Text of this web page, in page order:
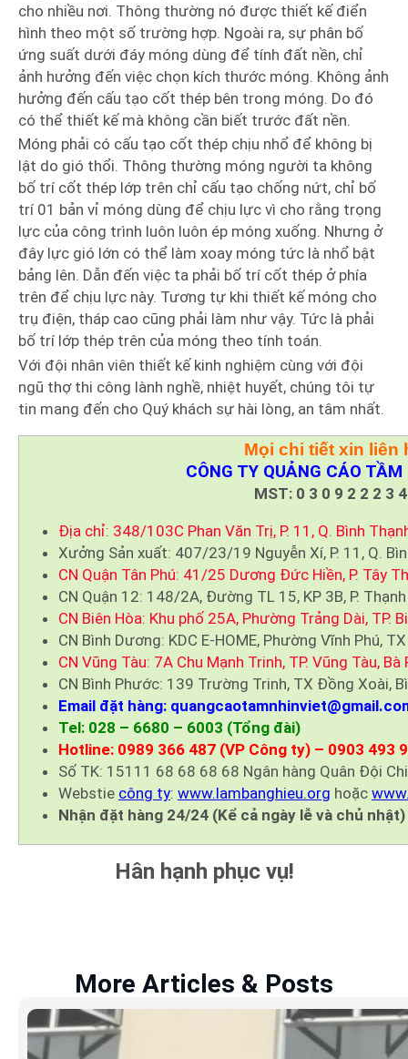
cho nhiều nơi. Thông thường nó được thiết kế điển
hình theo một số trường hợp. Ngoài ra, sự phân bố
ứng suất dưới đáy móng dùng để tính đất nền, chỉ
ảnh hưởng đến việc chọn kích thước móng. Không ảnh
hưởng đến cấu tạo cốt thép bên trong móng. Do đó
có thể thiết kế mà không cần biết trước đất nền.
Móng phải có cấu tạo cốt thép chịu nhổ để không bị
lật do gió thổi. Thông thường móng người ta không
bố trí cốt thép lớp trên chỉ cấu tạo chống nứt, chỉ bố
trí 01 bản vỉ móng dùng để chịu lực vì cho rằng trọng
lực của công trình luôn luôn ép móng xuống. Nhưng ở
đây lực gió lớn có thể làm xoay móng tức là nhổ bật
bảng lên. Dẫn đến việc ta phải bố trí cốt thép ở phía
trên để chịu lực này. Tương tự khi thiết kế móng cho
trụ điện, tháp cao cũng phải làm như vậy. Tức là phải
bố trí lớp thép trên của móng theo tính toán.
Với đội nhân viên thiết kế kinh nghiệm cùng với đội
ngũ thợ thi công lành nghề, nhiệt huyết, chúng tôi tự
tin mang đến cho Quý khách sự hài lòng, an tâm nhất.
Mọi chi tiết xin liên
CÔNG TY QUẢNG CÁO
MST: 0 3 0 9 2 2 2 3
Địa chỉ: 348/103C Phan Văn Trị, P. 11, Q. Bình
Xưởng Sản xuất: 407/23/19 Nguyễn Xí, P. 11, Q.
CN Quận Tân Phú: 41/25 Dương Đức Hiền, P. Tây
CN Quận 12: 148/2A, Đường TL 15, KP 3B, P.
CN Biên Hòa: Khu phố 25A, Phường Trảng Dài, TP.
CN Bình Dương: KDC E-HOME, Phường Vĩnh Phú,
CN Vũng Tàu: 7A Chu Mạnh Trinh, TP. Vũng Tàu, Bà
CN Bình Phước: 139 Trường Trinh, TX Đồng Xoài,
Email đặt hàng:
Tel: 028 – 6680 – 6003 (Tổng đài)
Hotline: 0989 366 487 (VP Công ty) – 0903 493
Số TK: 15111 68 68 68 68 Ngân hàng Quân Đội
Webstie công ty: www.lambanghieu.org hoặc
Nhận đặt hàng 24/24 (Kể cả ngày lễ và chủ nhật)
Hân hạnh phục vụ!
More Articles & Posts